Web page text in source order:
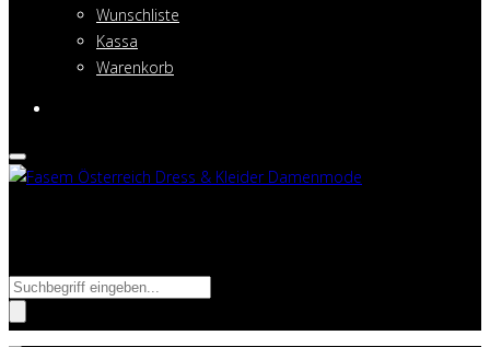
Wunschliste
Kassa
Warenkorb